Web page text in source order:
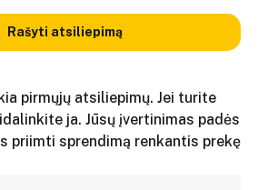
Rašyti atsiliepimą
pirmųjų atsiliepimų. Jei turite
ja. Jūsų įvertinimas padės
priimti sprendimą renkantis prekę